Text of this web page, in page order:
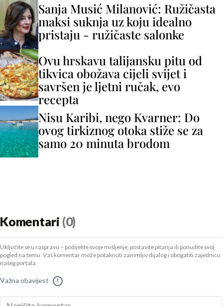
Sanja Musić Milanović: Ružičasta
maksi suknja uz koju idealno
pristaju - ružičaste salonke
Ovu hrskavu talijansku pitu od
tikvica obožava cijeli svijet i
savršen je ljetni ručak, evo
recepta
Nisu Karibi, nego Kvarner: Do
ovog tirkiznog otoka stiže se za
samo 20 minuta brodom
Komentari (0)
Uključite se u raspravu – podijelite svoje mišljenje, postavite pitanja ili ponudite svoj
pogled na temu. Vaš komentar može potaknuti zanimljiv dijalog i obogatiti zajednicu
našeg portala.
Važna obavijest !